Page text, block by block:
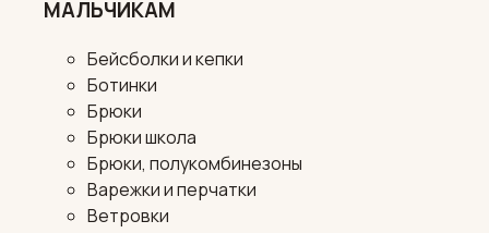
МАЛЬЧИКАМ
Бейсболки и кепки
Ботинки
Брюки
Брюки школа
Брюки, полукомбинезоны
Варежки и перчатки
Ветровки